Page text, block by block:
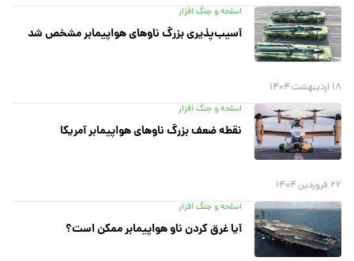
اسلحه و جنگ افزار
آسیب‌پذیری بزرگ ناوهای هواپیمابر مشخص شد
۱۸ اردیبهشت ۱۴۰۴
اسلحه و جنگ افزار
نقطه ضعف بزرگ ناوهای هواپیمابر آمریکا
۲۲ فروردین ۱۴۰۴
اسلحه و جنگ افزار
آیا غرق کردن ناو هواپیمابر ممکن است؟